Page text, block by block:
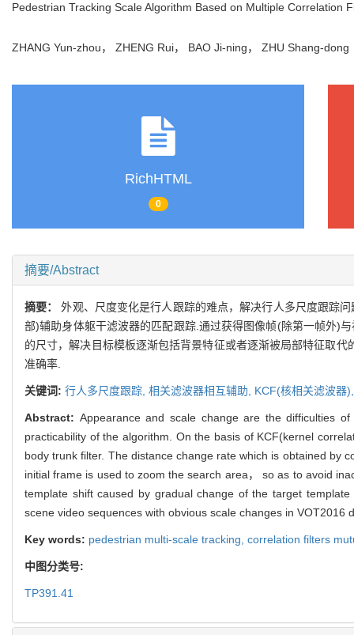
Pedestrian Tracking Scale Algorithm Based on Multiple Correlation
ZHANG Yun-zhou， ZHENG Rui， BAO Ji-ning， ZHU Shang-
RichHTML
0
摘要/Abstract
摘要：外观、尺度变化是行人跟踪的难点，解决行人多尺度跟踪
部)辅助身体躯干滤波器的匹配跟踪.通过获得图像帧(除第一帧外)
的尺寸，解决目标模板逐渐包括背景特征或者逐渐被局部特征取
准确率.
关键词: 行人多尺度跟踪, 相关滤波器相互辅助, KCF(核相关滤波器
Abstract: Appearance and scale change are the difficulties
practicability of the algorithm. On the basis of KCF(kernel
body trunk filter. The distance change rate which is obtained by
initial frame is used to zoom the search area， so as to avoid
template shift caused by gradual change of the target
scene video sequences with obvious scale changes in
Key words: pedestrian multi-scale tracking, correlation filters
中图分类号:
TP391.41